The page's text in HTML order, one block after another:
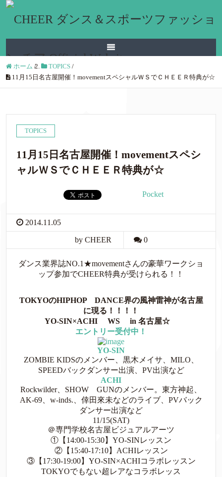
ホーム / TOPICS /
11月15日名古屋開催！movementスペシャルＷＳでＣＨＥＥＲ特典が☆
TOPICS
11月15日名古屋開催！movementスペシ
ャルＷＳでＣＨＥＥＲ特典が☆
Pocket
2014.11.05
by CHEER 0
ダンス業界誌NO.1★movementさんの豪華ワークショ
ップ参加でCHEER特典が受けられる！！
TOKYOのHIPHOP DANCE界の風神雷神が名古屋
に現る！！！！
YO-SIN×ACHI WS in 名古屋☆
エントリー受付中！
YO-SIN
ZOMBIE KIDSのメンバー、黒木メイサ、MILO、
SPEEDバックダンサー出演、PV出演など
ACHI
Rockwilder、SHOW GUNのメンバー。東方神起、
AK-69、w-inds.、倖田來未などのライブ、PVバック
ダンサー出演など
11/15(SAT)
＠専門学校名古屋ビジュアルアーツ
①【14:00-15:30】YO-SINレッスン
②【15:40-17:10】ACHIレッスン
③【17:30-19:00】YO-SIN×ACHIコラボレッスン
TOKYOでもない超レアなコラボレッス